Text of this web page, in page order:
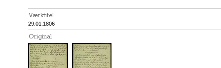
Værktitel
29.01.1806
Original